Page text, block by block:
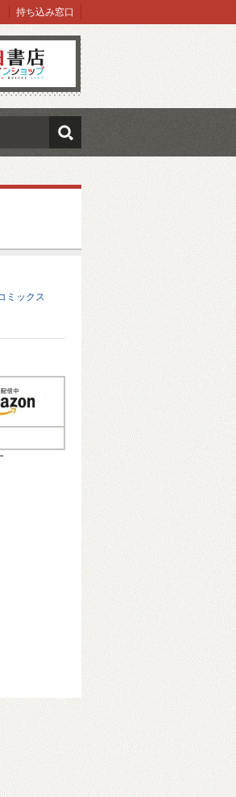
ップ
持ち込み窓口
検索
ミックス